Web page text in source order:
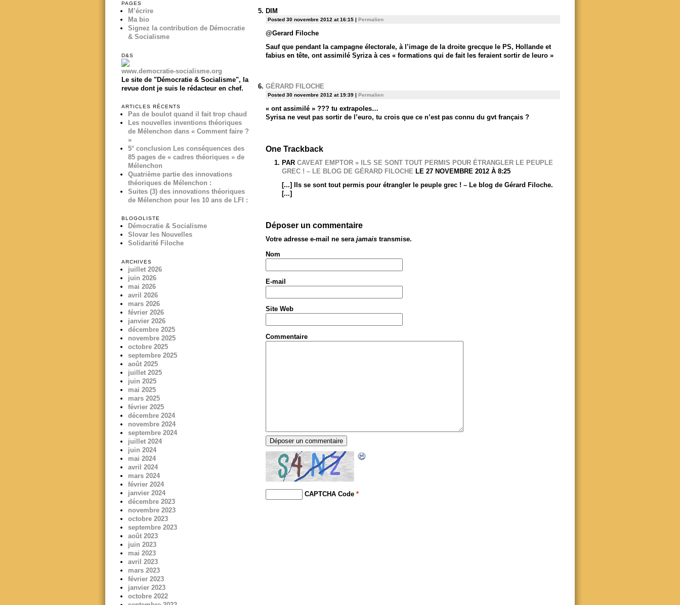
DIM
Posted 30 novembre 2012 at 16:15 Permalien
@Gerard Filoche
Sauf que pendant la campagne électorale, à l’image de la droite grecque le PS, Hollande et
fabius en tête, ont assimilé Syriza à ces « formations qui de fait les feraient sortir de leuro »
GÉRARD FILOCHE
Posted 30 novembre 2012 at 19:39 Permalien
« ont assimilé » ??? tu extrapoles…
Syrisa ne veut pas sortir de l’euro, tu crois que ce n’est pas connu du gvt français ?
OneTrackback
PAR CAVEAT EMPTOR » ILS SE SONT TOUT PERMIS POUR ÉTRANGLER LE PEUPLE
GREC ! – LE BLOG DE GÉRARD FILOCHE LE 27 NOVEMBRE 2012 À 8:25
[...] Ils se sont tout permis pour étrangler le peuple grec ! – Le blog de Gérard Filoche.
[...]
Déposer un commentaire
Votre adresse e-mail ne sera jamaistransmise.
Nom
E-mail
Site Web
Commentaire
CAPTCHA Code*
PAGES
M’écrire
Ma bio
Signez la contribution de Démocratie
& Socialisme
D&S
www.democratie-socialisme.org
Le site de "Démocratie & Socialisme", la
revue dont je suis le rédacteur en chef.
ARTICLES RÉCENTS
Pas de boulot quand il fait trop chaud
Les nouvelles inventions théoriques
de Mélenchon dans « Comment faire ?
»
5° conclusion Les conséquences des
85 pages de « cadres théoriques » de
Mélenchon
Quatrième partie des innovations
théoriques de Mélenchon :
Suites (3) des innovations théoriques
de Mélenchon pour les 10 ans de LFI :
BLOGOLISTE
Démocratie & Socialisme
Slovar les Nouvelles
Solidarité Filoche
ARCHIVES
juillet 2026
juin 2026
mai 2026
avril 2026
mars 2026
février 2026
janvier 2026
décembre 2025
novembre 2025
octobre 2025
septembre 2025
août 2025
juillet 2025
juin 2025
mai 2025
mars 2025
février 2025
décembre 2024
novembre 2024
septembre 2024
juillet 2024
juin 2024
mai 2024
avril 2024
mars 2024
février 2024
janvier 2024
décembre 2023
novembre 2023
octobre 2023
septembre 2023
août 2023
juin 2023
mai 2023
avril 2023
mars 2023
février 2023
janvier 2023
octobre 2022